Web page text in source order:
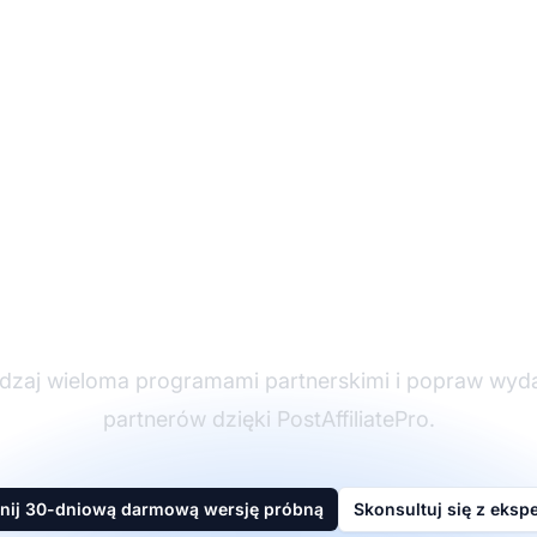
wieloma programami partnerskimi i popraw
partnerów dzięki PostAffiliatePro.
30-dniową darmową wersję próbną Skonsultuj się z